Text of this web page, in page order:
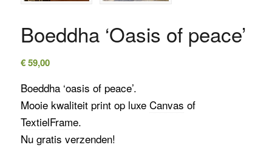
Boeddha ‘Oasis of peace’
€59,00
Boeddha ‘oasis of peace’.
Mooie kwaliteit print op luxe Canvas of
TextielFrame.
Nu gratis verzenden!